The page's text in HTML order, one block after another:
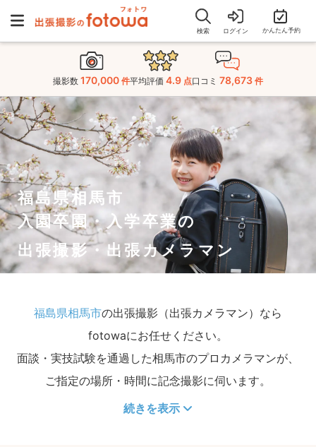
検索 ログイン かんたん予約
撮影数 170,000 件平均評価 4.9 点口コミ 78,673 件
福島県相馬市
入園卒園・入学卒業の
出張撮影・出張カメラマン
福島県相馬市の出張撮影（出張カメラマン）なら
fotowaにお任せください。
面談・実技試験を通過した相馬市のプロカメラマンが、
ご指定の場所・時間に記念撮影に伺います。
続きを表示